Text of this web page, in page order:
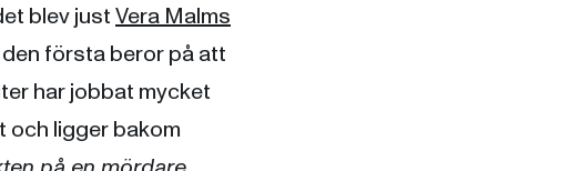
blev justVera Malms
första beror på att
har jobbat mycket
och ligger bakom